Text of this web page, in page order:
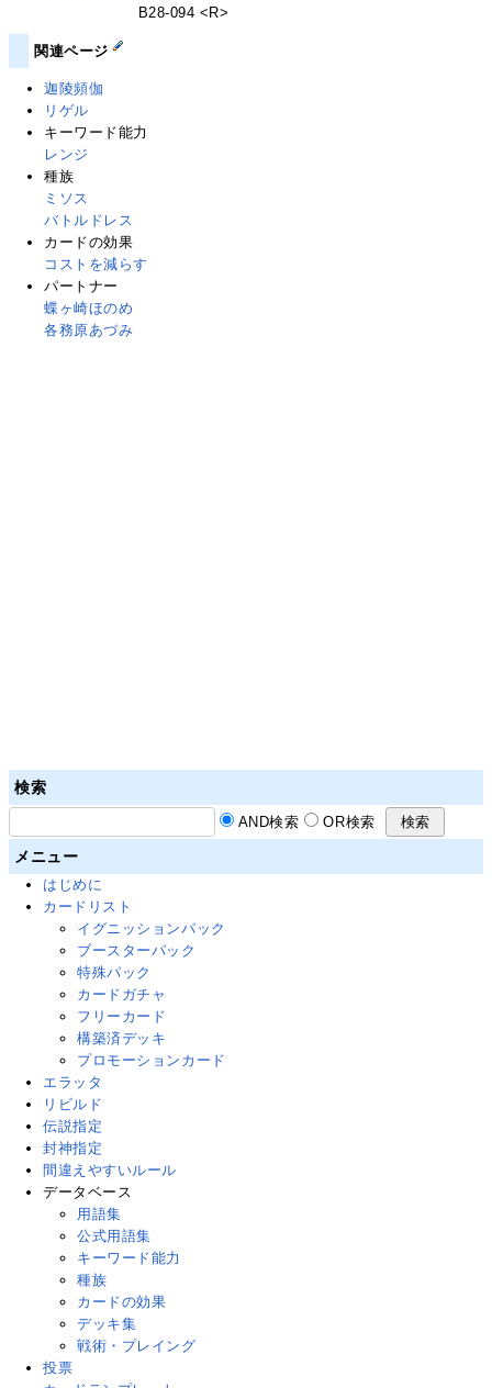
B28-094 <R>
関連ページ
迦陵頻伽
リゲル
キーワード能力
レンジ
種族
ミソス
バトルドレス
カードの効果
コストを減らす
パートナー
蝶ヶ崎ほのめ
各務原あづみ
検索
AND検索 OR検索
メニュー
はじめに
カードリスト
イグニッションパック
ブースターパック
特殊パック
カードガチャ
フリーカード
構築済デッキ
プロモーションカード
エラッタ
リビルド
伝説指定
封神指定
間違えやすいルール
データベース
用語集
公式用語集
キーワード能力
種族
カードの効果
デッキ集
戦術・プレイング
投票